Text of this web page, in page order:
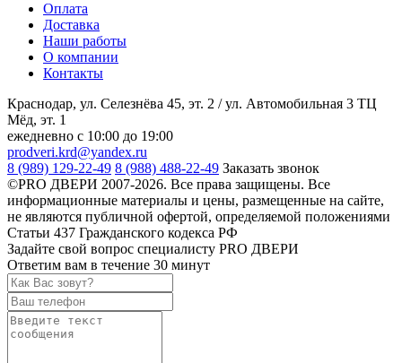
Оплата
Доставка
Наши работы
О компании
Контакты
Краснодар, ул. Селезнёва 45, эт. 2 / ул. Автомобильная 3 ТЦ
Мёд, эт. 1
ежедневно с 10:00 до 19:00
prodveri.krd@yandex.ru
8 (989) 129-22-49 8 (988) 488-22-49 Заказать звонок
©PRO ДВЕРИ 2007-2026. Все права защищены. Все
информационные материалы и цены, размещенные на сайте,
не являются публичной офертой, определяемой положениями
Статьи 437 Гражданского кодекса РФ
Задайте свой вопрос специалисту PRO ДВЕРИ
Ответим вам в течение 30 минут